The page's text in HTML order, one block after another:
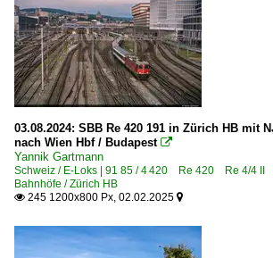
03.08.2024: SBB Re 420 191 in Zürich HB mit
nach Wien Hbf / Budapest 
Yannik Gartmann
Schweiz / E-Loks | 91 85 / 4 420 Re 420 Re 4/4 II
Bahnhöfe / Zürich HB
 245 1200x800 Px, 02.02.2025 